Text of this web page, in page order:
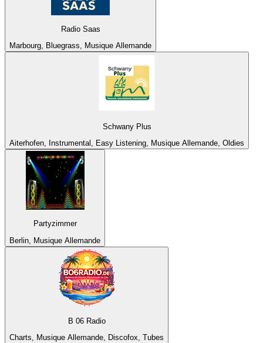
Radio Saas
Marbourg, Bluegrass, Musique Allemande
Schwany Plus
Aiterhofen, Instrumental, Easy Listening, Musique Allemande, Oldies
Partyzimmer
Berlin, Musique Allemande
B 06 Radio
Charts, Musique Allemande, Discofox, Tubes